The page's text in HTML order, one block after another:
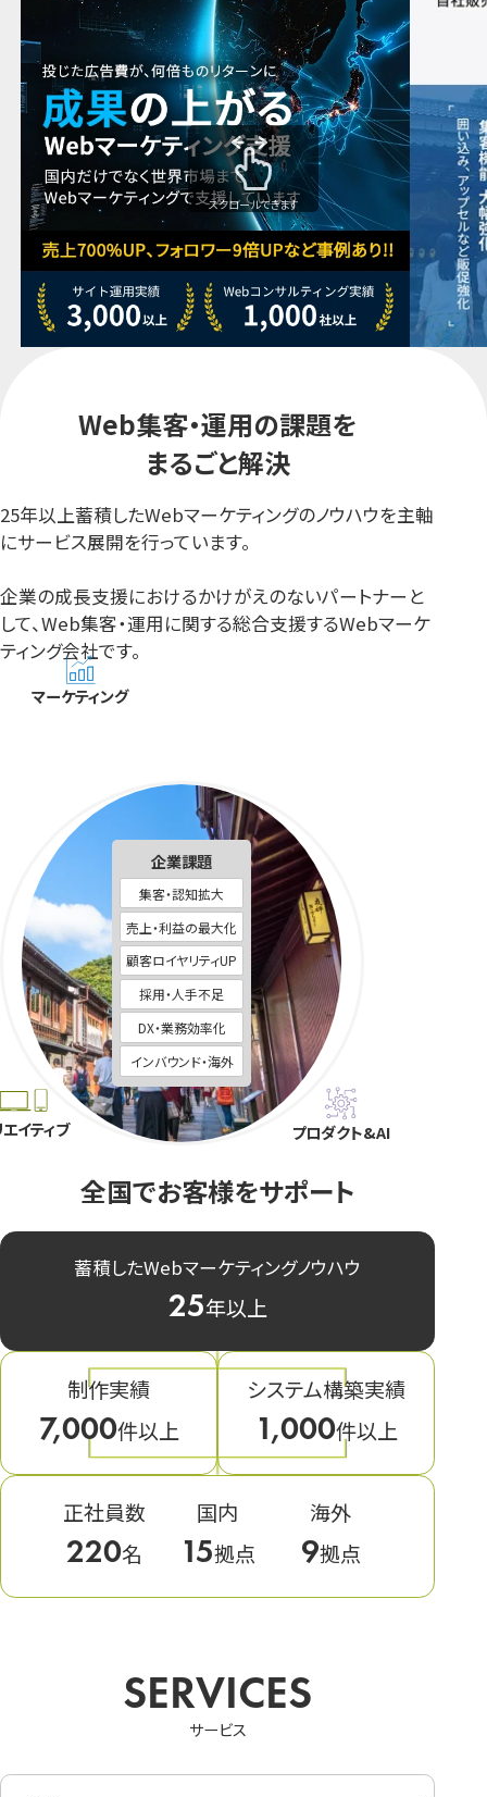
スクロールできます
Web集客・運用の課題を
まるごと解決
25年以上蓄積したWebマーケティングのノウハウを主軸
にサービス展開を行っています。
企業の成長支援におけるかけがえのないパートナーと
して、Web集客・運用に関する総合支援するWebマーケ
ティング会社です。
企業課題
集客・認知拡大
売上・利益の最大化
顧客ロイヤリティUP
採用・人手不足
DX・業務効率化
インバウンド・海外
マーケティング
プロダクト&AI
イティブ
全国でお客様をサポート
蓄積したWebマーケティングノウハウ
25年以上
制作実績
7,000件以上
システム構築実績
1,000件以上
正社員数
220名
国内
15拠点
海外
9拠点
サービス